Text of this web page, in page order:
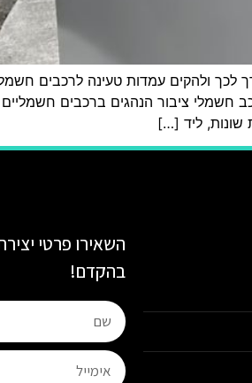
לכך ולהקים עמדות טעינה לרכבים
חשמלי ציבור הנהגים ברכבים
ליד […]
השאירו פרטי
בהקדם!